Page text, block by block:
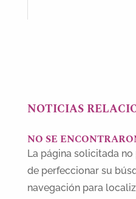
NOTICIAS
NO SE
La página solicitada
de perfeccionar su
navegación para